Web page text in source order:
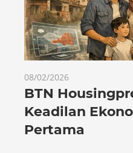
08/02/2026
BTN
Keadilan
Pertama